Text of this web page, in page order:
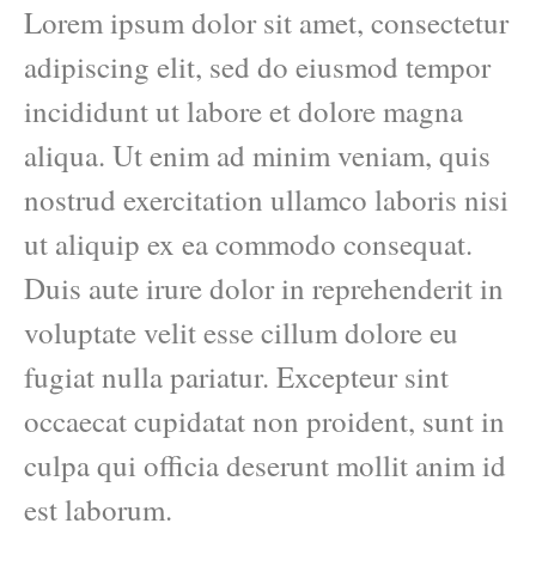
Lorem ipsum dolor sit amet, consectetur
adipiscing elit, sed do eiusmod tempor
incididunt ut labore et dolore magna
aliqua. Ut enim ad minim veniam, quis
nostrud exercitation ullamco laboris nisi
ut aliquip ex ea commodo consequat.
Duis aute irure dolor in reprehenderit in
voluptate velit esse cillum dolore eu
fugiat nulla pariatur. Excepteur sint
occaecat cupidatat non proident, sunt in
culpa qui officia deserunt mollit anim id
est laborum.